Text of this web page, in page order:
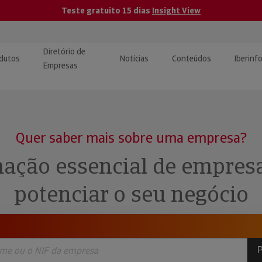
Teste gratuito 15 dias Insight View
de Créditos
Diretório de
Empresas
Notícias Conteúdos
Quer saber mais sobre uma empresa?
essencial de
potenciar o seu negócio